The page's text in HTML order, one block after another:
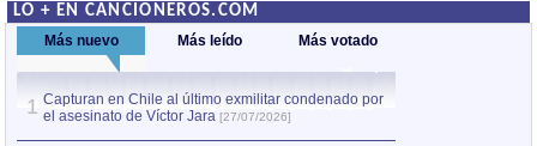
LO + EN CANCIONEROS.COM
Más nuevo Más leído Más votado
1 Capturan en Chile al último exmilitar condenado por
el asesinato de Víctor Jara [27/07/2026]